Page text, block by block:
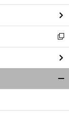
ウ
で
開
く
新
し
い
ウ
ィ
ン
ウ